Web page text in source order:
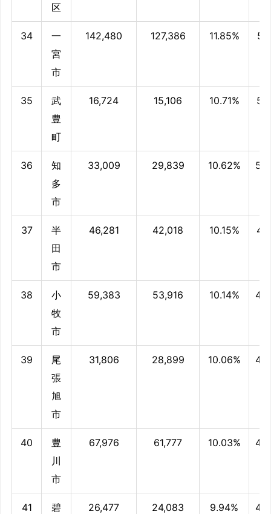
区
34
一
宮
市
142,480 127,386 11.85%
35
武
豊
町
16,724 15,106 10.71%
36
知
多
市
33,009 29,839 10.62%
37
半
田
市
46,281 42,018 10.15%
38
小
牧
市
59,383 53,916 10.14%
39
尾
張
旭
市
31,806 28,899 10.06%
40
豊
川
市
67,976 61,777 10.03%
41 碧 26,477 24,083 9.94%